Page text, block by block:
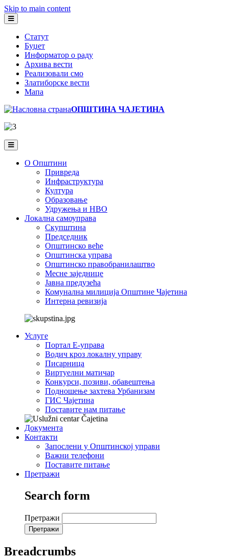
Skip to main content
Статут
Буџет
Информатор о раду
Архива вести
Реализовали смо
Златиборске вести
Мапа
ОПШТИНА ЧАЈЕТИНА
О Општини
Привреда
Инфраструктура
Култура
Образовање
Удружења и НВО
Локална самоуправа
Скупштина
Председник
Општинско веће
Општинска управа
Општинско правобранилаштво
Месне заједнице
Јавна предузећа
Комунална милиција Општине Чајетина
Интерна ревизија
Услуге
Портал Е-управа
Водич кроз локалну управу
Писарница
Виртуелни матичар
Конкурси, позиви, обавештења
Подношење захтева Урбанизам
ГИС Чајетина
Поставите нам питање
Документа
Контакти
Запослени у Општинској управи
Важни телефони
Поставите питање
Претражи
Search form
Претражи
Breadcrumbs